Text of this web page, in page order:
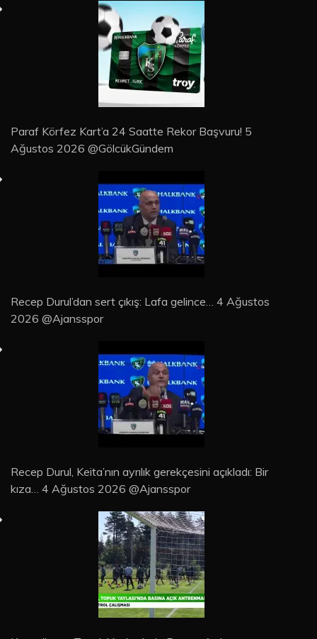
Paraf Körfez Kart’a 24 Saatte Rekor Başvuru! 5
Ağustos 2026 @GölcükGündem
Recep Durul’dan sert çıkış: Lafa gelince… 4 Ağustos
2026 @Ajansspor
Recep Durul, Keita’nın ayrılık gerekçesini açıkladı: Bir
kıza… 4 Ağustos 2026 @Ajansspor